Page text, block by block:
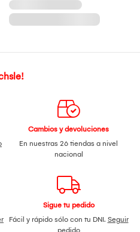
Cambios y devoluciones
En nuestras 26 tiendas a nivel
nacional
Sigue tu pedido
Fácil y rápido sólo con tu DNI. Seguir
pedido